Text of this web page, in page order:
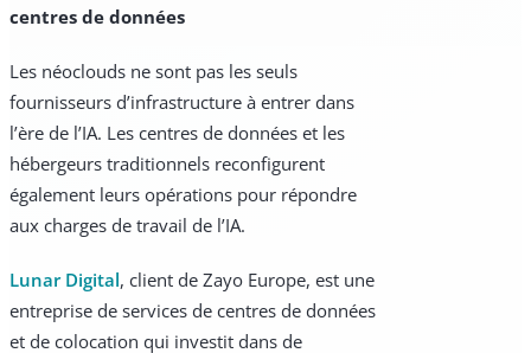
centres de données
Les néoclouds ne sont pas les seuls
fournisseurs d’infrastructure à entrer dans
l’ère de l’IA. Les centres de données et les
hébergeurs traditionnels reconfigurent
également leurs opérations pour répondre
aux charges de travail de l’IA.
Lunar Digital, client de Zayo Europe, est une
entreprise de services de centres de données
et de colocation qui investit dans de